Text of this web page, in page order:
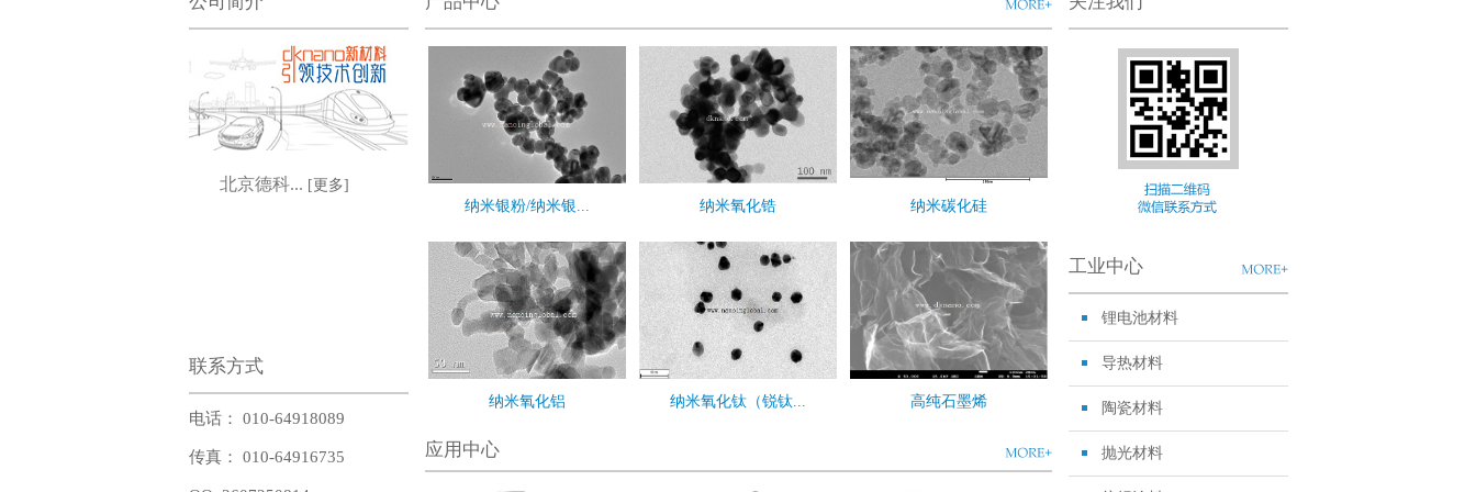
北京德科... [更多]
联系方式
电话： 010-64918089
传真： 010-64916735
纳米银粉/纳米银... 纳米氧化锆 纳米碳化硅
纳米氧化铝 纳米氧化钛（锐钛... 高纯石墨烯
应用中心
工业中心
锂电池材料
导热材料
陶瓷材料
抛光材料